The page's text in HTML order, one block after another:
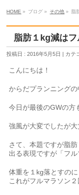
HOME » ブログ » その他 » 脂
脂肪１kg減はフ
投稿日 : 2016年5月5日 | カテ
こんにちは！
からだプランニングの
今日が最後のGWの方
強風が大変でしたが
さて、本題ですが脂
出る表現ですが「フル
体重を１kg落とすの
これがフルマラソン